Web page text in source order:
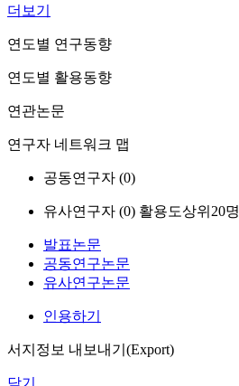
더보기
연도별 연구동향
연도별 활용동향
연관논문
연구자 네트워크 맵
공동연구자 (0)
유사연구자 (0) 활용도상위20명
발표논문
공동연구논문
유사연구논문
인용하기
서지정보 내보내기(Export)
닫기